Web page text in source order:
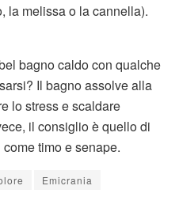
la melissa o la cannella).
bagno caldo con qualche
Il bagno assolve alla
lo stress e scaldare
il consiglio è quello di
timo e senape.
Emicrania